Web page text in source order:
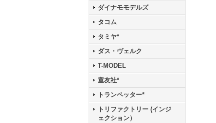
ダイナモモデルズ
タコム
タミヤ*
ダス・ヴェルク
T-MODEL
童友社*
トランペッター*
トリファクトリー (インジ
ェクション）